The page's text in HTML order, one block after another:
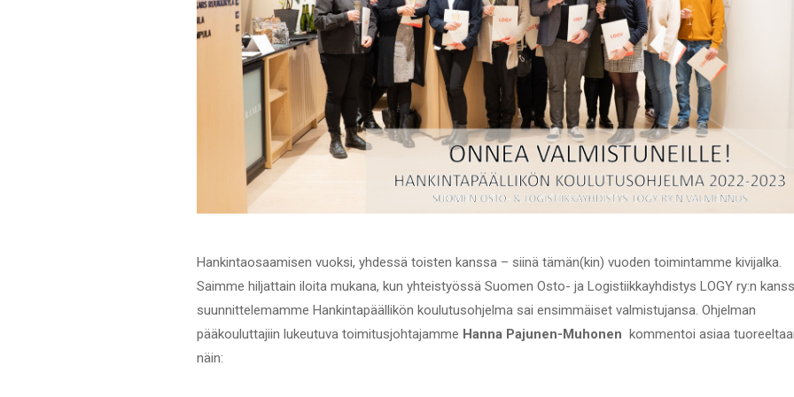
Hankintaosaamisen vuoksi, yhdessä toisten kanssa – siinä tämän(kin) vuoden toimintamme kivijalka.
Saimme hiljattain iloita mukana, kun yhteistyössä Suomen Osto- ja Logistiikkayhdistys LOGY ry:n
suunnittelemamme Hankintapäällikön koulutusohjelma sai ensimmäiset valmistujansa. Ohjelman
pääkouluttajiin lukeutuva toimitusjohtajamme Hanna Pajunen-Muhonen kommentoi asiaa
näin: